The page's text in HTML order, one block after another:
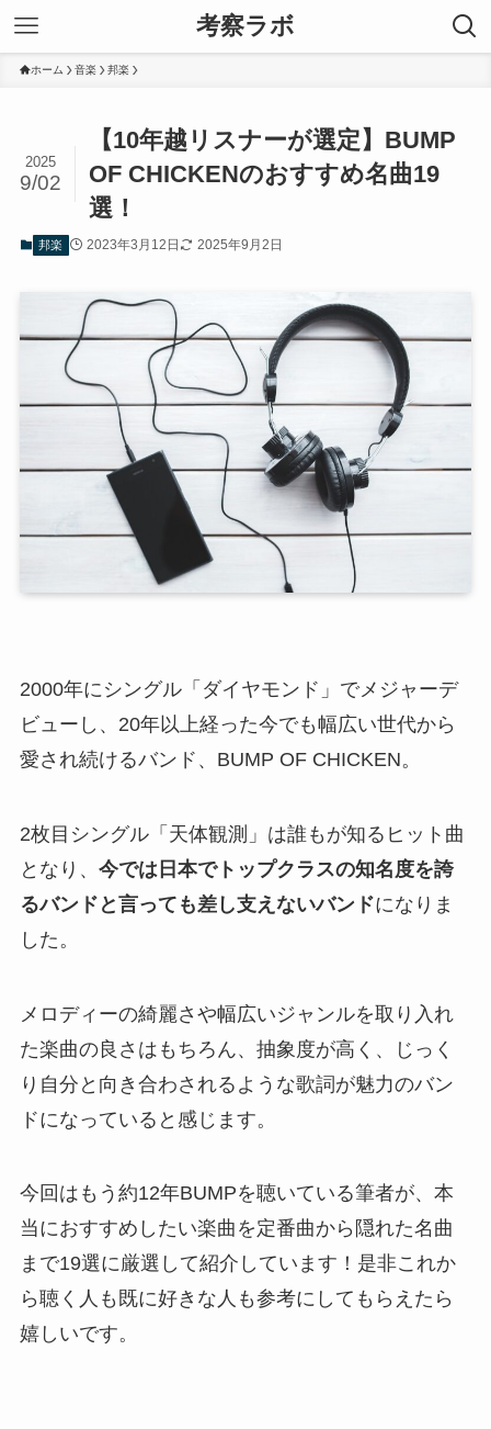
考察ラボ
ホーム 音楽 邦楽
【10年越リスナーが選定】BUMP
OF CHICKENのおすすめ名曲19
選！
2025
9/02
邦楽 2023年3月12日 2025年9月2日
2000年にシングル「ダイヤモンド」でメジャーデ
ビューし、20年以上経った今でも幅広い世代から
愛され続けるバンド、BUMP OF CHICKEN。
2枚目シングル「天体観測」は誰もが知るヒット曲
となり、 今では日本でトップクラスの知名度を誇
るバンドと言っても差し支えないバンドになりま
した。
メロディーの綺麗さや幅広いジャンルを取り入れ
た楽曲の良さはもちろん、抽象度が高く、じっく
り自分と向き合わされるような歌詞が魅力のバン
ドになっていると感じます。
今回はもう約12年BUMPを聴いている筆者が、本
当におすすめしたい楽曲を定番曲から隠れた名曲
まで19選に厳選して紹介しています！是非これか
ら聴く人も既に好きな人も参考にしてもらえたら
嬉しいです。